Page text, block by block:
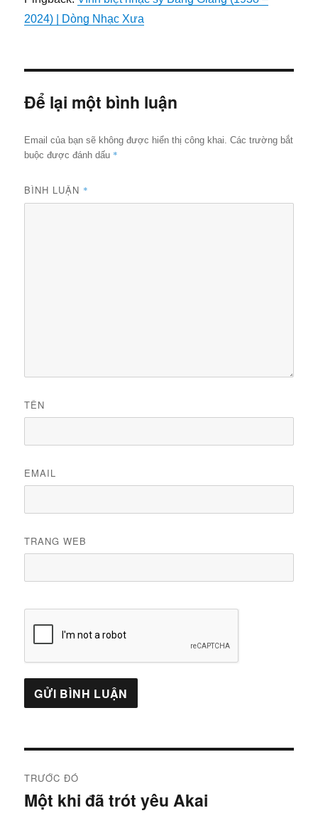
2024) | Dòng Nhạc Xưa
Để lại một bình luận
Email của bạn sẽ không được hiển thị công khai. Các trường bắt
buộc được đánh dấu *
BÌNH LUẬN *
TÊN
EMAIL
TRANG WEB
hướng
TRƯỚC ĐÓ
Bài
Một khi đã trót yêu Akai